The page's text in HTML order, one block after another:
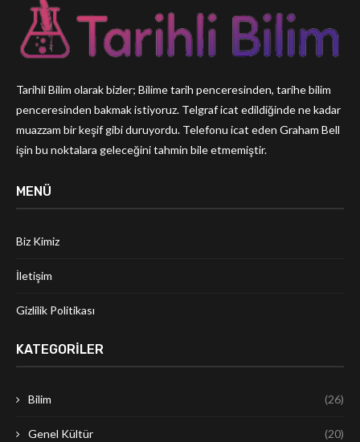
Tarihli Bilim olarak bizler; Bilime tarih penceresinden, tarihe bilim
penceresinden bakmak istiyoruz. Telgraf icat edildiğinde ne kadar
muazzam bir keşif gibi duruyordu. Telefonu icat eden Graham Bell
işin bu noktalara geleceğini tahmin bile etmemiştir.
MENÜ
Biz Kimiz
İletişim
Gizlilik Politikası
KATEGORILER
Bilim (26)
Genel Kültür (20)